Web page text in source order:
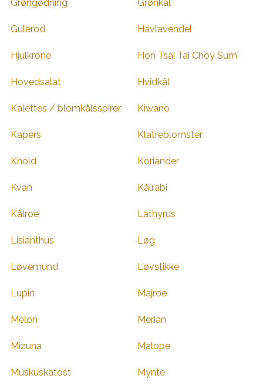
Grøngødning Grønkål
Gulerod Havlavendel
Hjulkrone Hon Tsai Tai Choy Sum
Hovedsalat Hvidkål
Kalettes / blomkålsspirer Kiwano
Kapers Klatreblomster
Knold Koriander
Kvan Kålrabi
Kålroe Lathyrus
Lisianthus Løg
Løvemund Løvstikke
Lupin Majroe
Melon Merian
Mizuna Malope
Muskuskatost Mynte